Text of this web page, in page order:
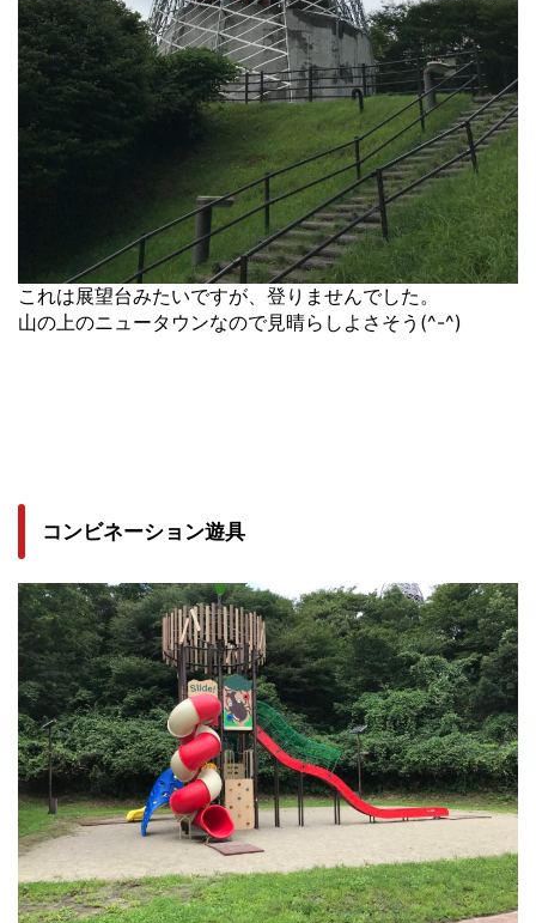
これは展望台みたいですが、登りませんでした。
山の上のニュータウンなので見晴らしよさそう(^-^)
コンビネーション遊具